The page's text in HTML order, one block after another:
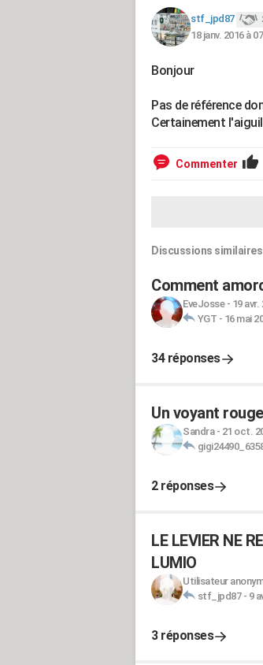
stf_jpd87
18 janv. 2016 à
Bonjour
Pas de référence
Certainement
Commenter
Discussions similaires
Comment
EveJosse- 19 avr.
YGT - 16 mai
34 réponses
Un voyant
Sandra- 21 oct.
2 réponses
LE LEVIER NE
LUMIO
Utilisateur
stf_jpd87- 9
3 réponses